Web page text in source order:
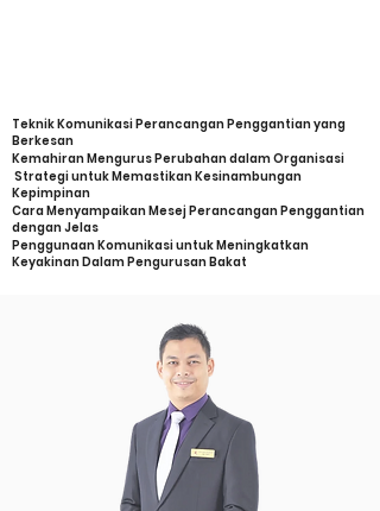
Teknik Komunikasi Perancangan Penggantian yang
Berkesan
Kemahiran Mengurus Perubahan dalam Organisasi
Strategi untuk Memastikan Kesinambungan
Kepimpinan
Cara Menyampaikan Mesej Perancangan Penggantian
dengan Jelas
Penggunaan Komunikasi untuk Meningkatkan
Keyakinan Dalam Pengurusan Bakat